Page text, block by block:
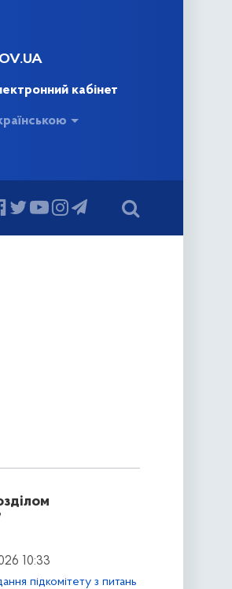
кабінет
10:33
підкомітету з питань